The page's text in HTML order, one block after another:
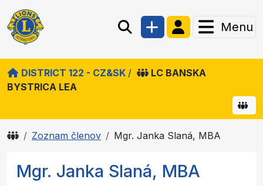
Menu
DISTRICT 122 - CZ&SK /
LC BANSKA
BYSTRICA LEA
Zoznam členov Mgr. Janka Slaná, MBA
Mgr. Janka Slaná, MBA